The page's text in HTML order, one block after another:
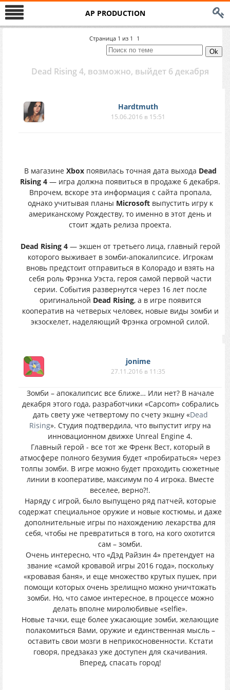
AP PRODUCTION
Страница 1 из 1 1
Dead Rising 4, возможно, выйдет 6 декабря
Hardtmuth
15.06.2016 в 15:51
В магазине Xboxпоявилась точная дата выхода Dead
Rising 4 — игра должна появиться в продаже 6 декабря.
Впрочем, вскоре эта информация с сайта пропала,
однако учитывая планы Microsoftвыпустить игру к
американскому Рождеству, то именно в этот день и
стоит ждать релиза проекта.
Dead Rising 4 — экшен от третьего лица, главный герой
которого выживает в зомби-апокалипсисе. Игрокам
вновь предстоит отправиться в Колорадо и взять на
себя роль Фрэнка Уэста, героя самой первой части
серии. События развернутся через 16 лет после
оригинальной Dead Rising, а в игре появится
кооператив на четверых человек, новые виды зомби и
экзоскелет, наделяющий Фрэнка огромной силой.
jonime
27.11.2016 в 11:35
Зомби – апокалипсис все ближе… Или нет? В начале
декабря этого года, разработчики «Capcom» собрались
дать свету уже четвертому по счету экшну «Dead
Rising». Студия подтвердила, что выпустит игру на
инновационном движке Unreal Engine 4.
Главный герой - все тот же Френк Вест, который в
атмосфере полного безумия будет «пробираться» через
толпы зомби. В игре можно будет проходить сюжетные
линии в кооперативе, максимум по 4 игрока. Вместе
веселее, верно?!.
Наряду с игрой, было выпущено ряд патчей, которые
содержат специальное оружие и новые костюмы, и даже
дополнительные игры по нахождению лекарства для
себя, чтобы не превратиться в того, на кого охотится
сам – зомби.
Очень интересно, что «Дэд Райзин 4» претендует на
звание «самой кровавой игры 2016 года», поскольку
«кровавая баня», и еще множество крутых пушек, при
помощи которых очень зрелищно можно уничтожать
зомби. Но, что самое интересное, в процессе можно
делать вполне миролюбивые «selfie».
Новые тачки, еще более ужасающие зомби, желающие
полакомиться Вами, оружие и единственная мысль –
оставить свои мозги в неприкосновенности. Кстати
говоря, предзаказ уже доступен для скачивания.
Вперед, спасать город!